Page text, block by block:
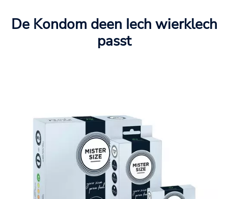
De Kondom deen Iech wierklech
passt